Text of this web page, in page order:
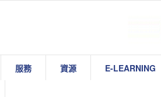
服務 資源 E-LEARNING